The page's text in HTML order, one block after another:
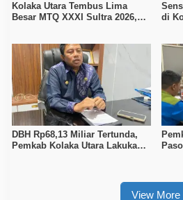
Kolaka Utara Tembus Lima
Besar MTQ XXXI Sultra 2026,
di
DBH Rp68,13 Miliar Tertunda,
Pemkab Kolaka Utara Lakukan
View More